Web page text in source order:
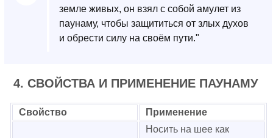
земле живых, он взял с собой амулет из
паунаму, чтобы защититься от злых духов
и обрести силу на своём пути."
4. СВОЙСТВА И ПРИМЕНЕНИЕ ПАУНАМУ
Свойство Применение
Носить на шее как